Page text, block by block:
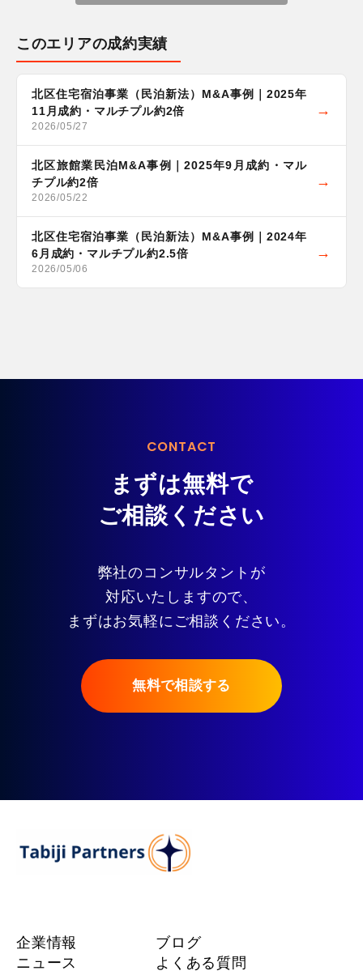
このエリアの成約実績
北区住宅宿泊事業（民泊新法）M&A事例｜2025年
11月成約・マルチプル約2倍
2026/05/27
北区旅館業民泊M&A事例｜2025年9月成約・マル
チプル約2倍
2026/05/22
北区住宅宿泊事業（民泊新法）M&A事例｜2024年
6月成約・マルチプル約2.5倍
2026/05/06
CONTACT
まずは無料で
ご相談ください
弊社のコンサルタントが
対応いたしますので、
まずはお気軽にご相談ください。
無料で相談する
企業情報
ブログ
ニュース
よくある質問